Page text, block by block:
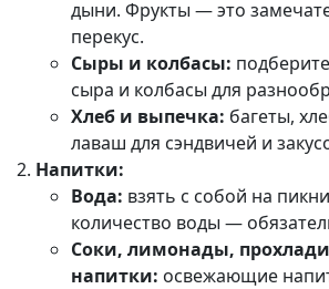
дыни. Фрукты — это
перекус.
Сыры и колбасы:
сыра и колбасы для
Хлеб и выпечка: багеты,
лаваш для сэндвичей и
Напитки:
Вода: взять с собой на
количество воды —
Соки, лимонады,
напитки: освежающие